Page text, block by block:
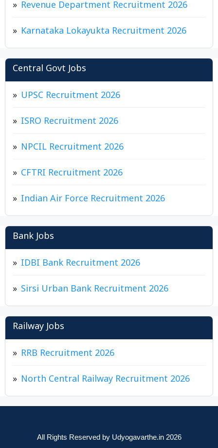
Revenue Department Recruitment 2026
Karnataka Lokayukta Recruitment 2026
Central Govt Jobs
UPSC Recruitment 2026
ISRO Recruitment 2026
NPCIL Recruitment 2026
CFTRI Recruitment 2026
Indian Air Force Recruitment 2026
Bank Jobs
IDBI Bank Recruitment 2026
Sirsi Urban Bank Recruitment 2026
Railway Jobs
RRB Recruitment 2026
North Central Railway Recruitment 2026
All Rights Reserved by Udyogavarthe.in 2026